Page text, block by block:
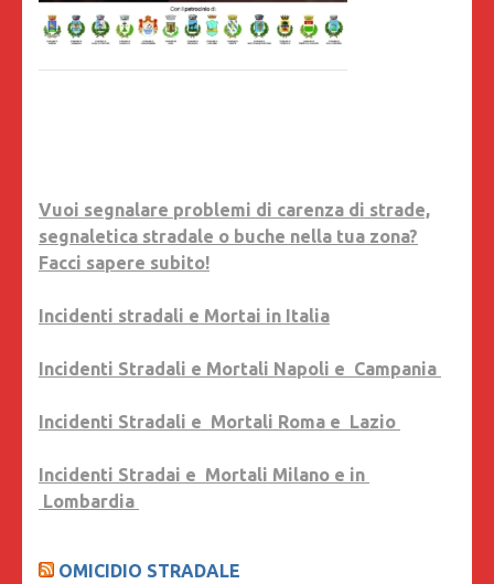
Vuoi segnalare problemi di carenza di strade,
segnaletica stradale o buche nella tua zona?
Facci sapere subito!
Incidenti stradali e Mortai in Italia
Incidenti Stradali e Mortali Napoli e Campania
Incidenti Stradali e Mortali Roma e Lazio
Incidenti Stradai e Mortali Milano e in
Lombardia
OMICIDIO STRADALE